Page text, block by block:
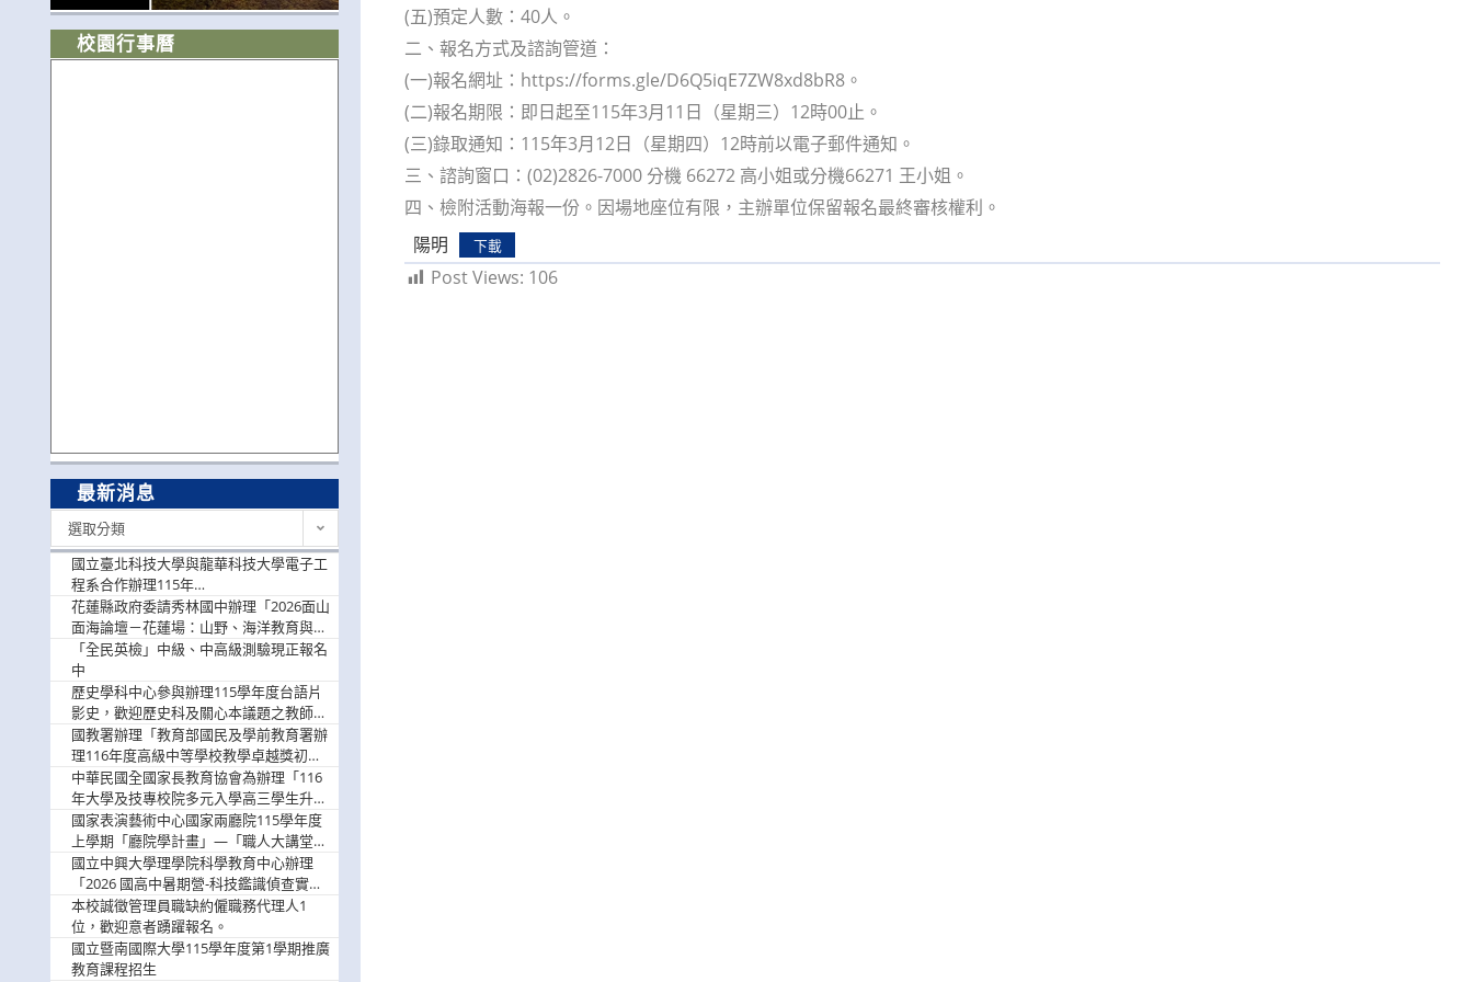
(五)預定人數：40人。
二、報名方式及諮詢管道：
(一)報名網址：https://forms.gle/D6Q5iqE7ZW8xd8bR8。
(二)報名期限：即日起至115年3月11日（星期三）12時00止。
(三)錄取通知：115年3月12日（星期四）12時前以電子郵件通知。
三、諮詢窗口：(02)2826-7000 分機 66272 高小姐或分機66271 王小姐。
四、檢附活動海報一份。因場地座位有限，主辦單位保留報名最終審核權利。
陽明
下載
Post Views: 106
校園行事曆
最新消息
選取分類
國立臺北科技大學與龍華科技大學電子工
程系合作辦理115年
「115.08.10~08.12「AI賦能應用於智慧半
導體研習營」，歡迎學生踴躍報名參加
花蓮縣政府委請秀林國中辦理「2026面山
面海論壇－花蓮場：山野、海洋教育與戶
外安全實務課程」，歡迎踴躍報名參加
「全民英檢」中級、中高級測驗現正報名
中
歷史學科中心參與辦理115學年度台語片
影史，歡迎歷史科及關心本議題之教師踴
躍報名參加
國教署辦理「教育部國民及學前教育署辦
理116年度高級中等學校教學卓越獎初選
實施計畫」，鼓勵教師踴躍報名
中華民國全國家長教育協會為辦理「116
年大學及技專校院多元入學高三學生升學
輔導家長說明會」
國家表演藝術中心國家兩廳院115學年度
上學期「廳院學計畫」—「職人大講堂」
及「一日體驗課程」，鼓勵踴躍報名參
與。
國立中興大學理學院科學教育中心辦理
「2026 國高中暑期營-科技鑑識偵查實戰
營」活動資訊，鼓勵學生踴躍報名參加。
本校誠徵管理員職缺約僱職務代理人1
位，歡迎意者踴躍報名。
國立暨南國際大學115學年度第1學期推廣
教育課程招生